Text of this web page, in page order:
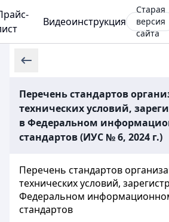
Видеоинструкция
Старая
версия
сайта
Перечень стандартов
технических условий,
в Федеральном
стандартов (ИУС № 6, 2024 г.)
Перечень стандартов
технических условий,
Федеральном
стандартов